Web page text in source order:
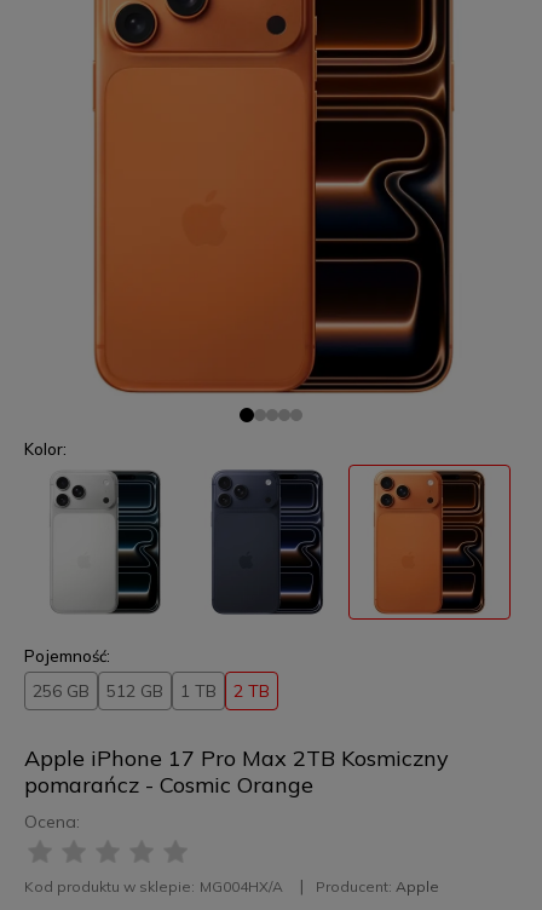
Apple iPhone 17 Pro Max 2TB Kosmiczny
pomarańcz - Cosmic Orange
Ocena:
Kod produktu w sklepie: MG004HX/A Producent: Apple
Kolor:
Pojemność:
256 GB 512 GB 1 TB 2 TB